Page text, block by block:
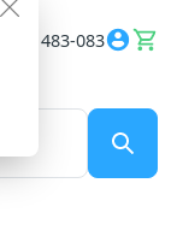
8182 483-083